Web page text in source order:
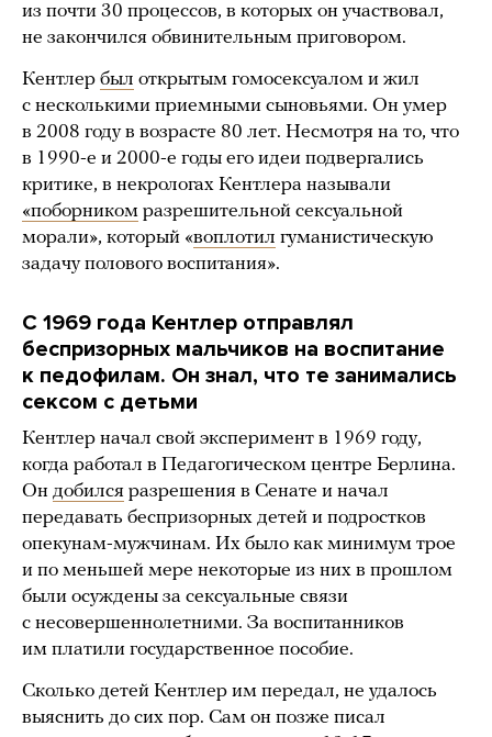
из почти 30 процессов, в которых он участвовал,
не закончился обвинительным приговором.
Кентлер был открытым гомосексуалом и жил
с несколькими приемными сыновьями. Он умер
в 2008 году в возрасте 80 лет. Несмотря на то, что
в 1990-е и 2000-е годы его идеи подвергались
критике, в некрологах Кентлера называли
«поборником разрешительной сексуальной
морали», который «воплотил гуманистическую
задачу полового воспитания».
С 1969 года Кентлер отправлял
беспризорных мальчиков на воспитание
к педофилам. Он знал, что те занимались
сексом с детьми
Кентлер начал свой эксперимент в 1969 году,
когда работал в Педагогическом центре Берлина.
Он добился разрешения в Сенате и начал
передавать беспризорных детей и подростков
опекунам-мужчинам. Их было как минимум трое
и по меньшей мере некоторые из них в прошлом
были осуждены за сексуальные связи
с несовершеннолетними. За воспитанников
им платили государственное пособие.
Сколько детей Кентлер им передал, не удалось
выяснить до сих пор. Сам он позже писал